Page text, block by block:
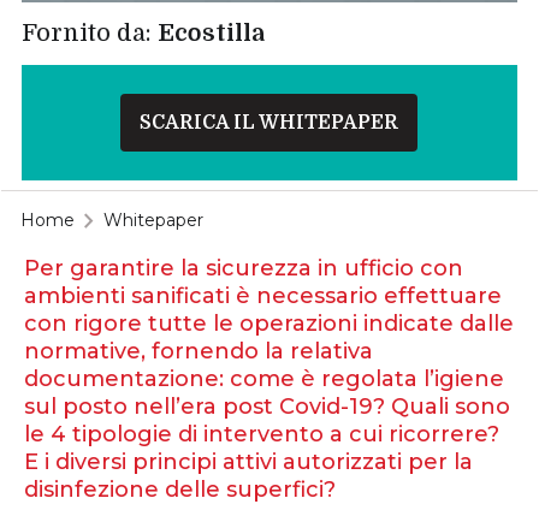
Fornito da: Ecostilla
SCARICA IL WHITEPAPER
Home Whitepaper
Per garantire la sicurezza in ufficio con
ambienti sanificati è necessario effettuare
con rigore tutte le operazioni indicate dalle
normative, fornendo la relativa
documentazione: come è regolata l’igiene
sul posto nell’era post Covid-19? Quali sono
le 4 tipologie di intervento a cui ricorrere?
E i diversi principi attivi autorizzati per la
disinfezione delle superfici?